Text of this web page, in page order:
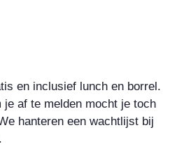
en inclusief lunch en borrel.
je af te melden mocht je toch
hanteren een wachtlijst bij